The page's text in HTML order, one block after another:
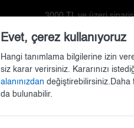
3000 TL ve üzeri
Evet, çerez kullanıyoruz
Hangi tanımlama bilgilerine izin
siz karar verirsiniz. Kararınızı
alanınızdan değiştirebilirsiniz.Daha
da bulunabilir.